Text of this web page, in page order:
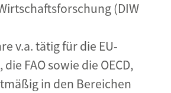
(DIW
v.a. tätig für die EU-
FAO sowie die OECD,
in den Bereichen